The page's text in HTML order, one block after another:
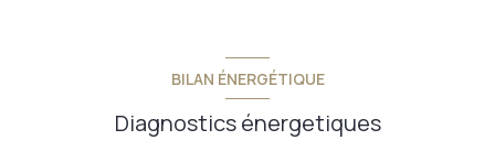
terrasse invite à profiter pleinement de l’extérieur.
confortables et une salle d’eau moderne. L’étage est dédié à
la suite parentale : une chambre élégante, un dressing et une
BILAN ÉNERGÉTIQUE
Diagnostics énergetiques